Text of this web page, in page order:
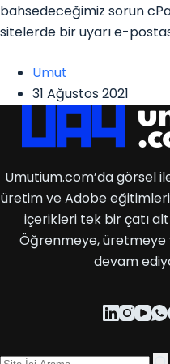
bahsedeceğimiz sorun
sitelerde bir uyarı e-
Umut
31 Ağustos 2021
Umutium.com’da görsel
üretim ve Adobe eğitimleri
içerikleri tek bir çatı
Öğrenmeye,
devam